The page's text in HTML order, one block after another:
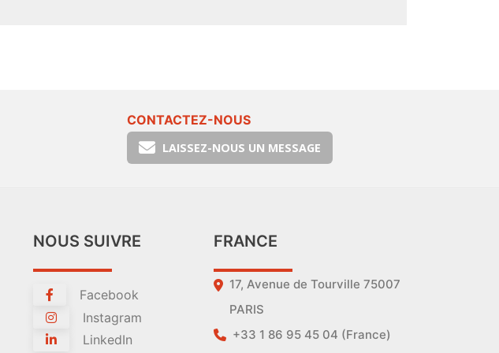
CONTACTEZ-NOUS
LAISSEZ-NOUS UN MESSAGE
NOUS SUIVRE
Facebook
Instagram
LinkedIn
FRANCE
17, Avenue de Tourville 75007
PARIS
+33 1 86 95 45 04 (France)